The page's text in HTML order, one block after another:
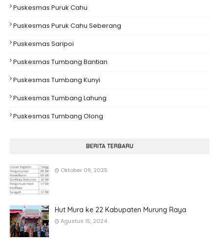
Puskesmas Puruk Cahu
Puskesmas Puruk Cahu Seberang
Puskesmas Saripoi
Puskesmas Tumbang Bantian
Puskesmas Tumbang Kunyi
Puskesmas Tumbang Lahung
Puskesmas Tumbang Olong
BERITA TERBARU
Oktober 09, 2025
Hut Mura ke 22 Kabupaten Murung Raya
Agustus 15, 2024